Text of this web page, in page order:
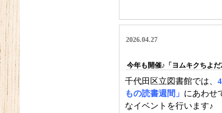
2026.04.27
今年も開催♪「ヨムキクちよだ
千代田区立図書館では、
もの読書週間」 にあわせ
なイベントを行います♪